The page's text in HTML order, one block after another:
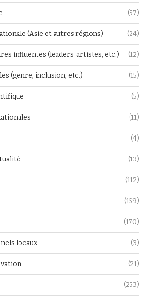
(57)
(Asie et autres régions) (24)
influentes (leaders, artistes, etc.) (12)
(genre, inclusion, etc.) (15)
(5)
(11)
(4)
(13)
(112)
(159)
(170)
locaux (3)
(21)
(253)